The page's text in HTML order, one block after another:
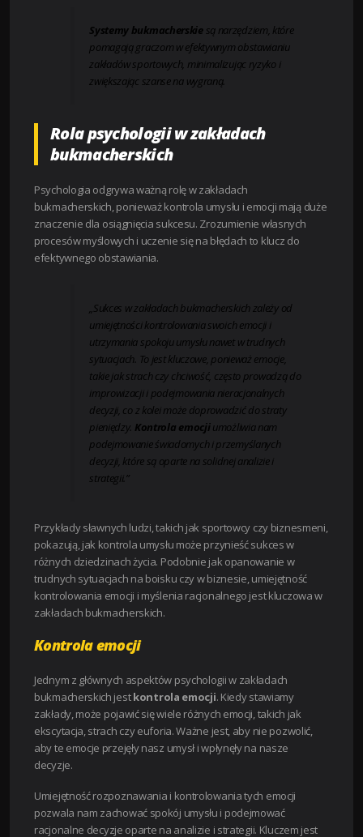
Systemy bukmacherskiesą narzędziem, które
pomagają graczom w efektywnym obstawianiu
zakładów sportowych, minimalizując ryzyko i
zwiększając szanse na wygraną.
Rola psychologii w zakładach
bukmacherskich
Psychologia odgrywa ważną rolę w zakładach
bukmacherskich, ponieważ kontrola umysłu i emocji mają duże
znaczenie dla osiągnięcia sukcesu. Zrozumienie własnych
procesów myślowych i uczenie się na błędach to klucz do
efektywnego obstawiania.
„Sukces w zakładach bukmacherskich zależy od
umiejętności kontrolowania swoich emocji i
utrzymania spokoju umysłu nawet w trudnych
sytuacjach. To jest kluczowe, ponieważ emocje,
takie jak strach czy chciwość, często prowadzą do
improwizacji i podejmowania nieracjonalnych
decyzji, co z kolei może doprowadzić do straty
pieniędzy. Kontrola emocjiumożliwia nam
podejmowanie świadomych i przemyślanych
decyzji, które są oparte na solidnej analizie i
strategii.”
Przykłady sławnych ludzi, takich jak sportowcy czy biznesmeni,
pokazują, jak kontrola umysłu może przynieść sukces w
różnych dziedzinach życia. Podobnie jak opanowanie w
trudnych sytuacjach na boisku czy w biznesie, umiejętność
kontrolowania emocji i myślenia racjonalnego jest kluczowa w
zakładach bukmacherskich.
Kontrola emocji
Jednym z głównych aspektów psychologii w zakładach
bukmacherskich jestkontrola emocji. Kiedy stawiamy
zakłady, może pojawić się wiele różnych emocji, takich jak
ekscytacja, strach czy euforia. Ważne jest, aby nie pozwolić,
aby te emocje przejęły nasz umysł i wpłynęły na nasze
decyzje.
Umiejętność rozpoznawania i kontrolowania tych emocji
pozwala nam zachować spokój umysłu i podejmować
racjonalne decyzje oparte na analizie i strategii. Kluczem jest